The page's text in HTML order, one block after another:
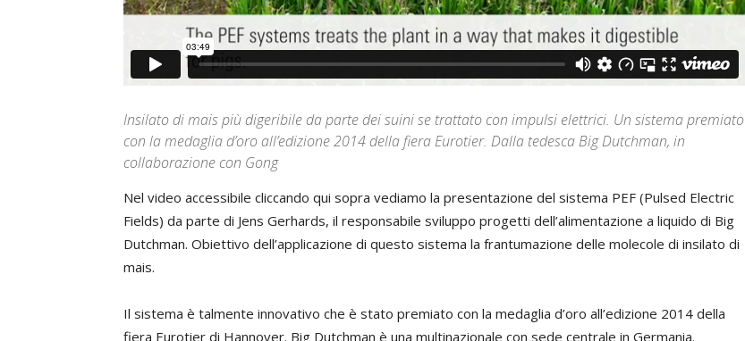
Insilato di mais più digeribile da parte dei suini se trattato con impulsi elettrici. Un sistema premiato
con la medaglia d’oro all’edizione 2014 della fiera Eurotier. Dalla tedesca Big Dutchman, in
collaborazione con Gong
Nel video accessibile cliccando qui sopra vediamo la presentazione del sistema PEF (Pulsed Electric
Fields) da parte di Jens Gerhards, il responsabile sviluppo progetti dell’alimentazione a liquido di Big
Dutchman. Obiettivo dell’applicazione di questo sistema la frantumazione delle molecole di insilato di
mais.
Il sistema è talmente innovativo che è stato premiato con la medaglia d’oro all’edizione 2014 della
fiera Eurotier di Hannover. Big Dutchman è una multinazionale con sede centrale in Germania.